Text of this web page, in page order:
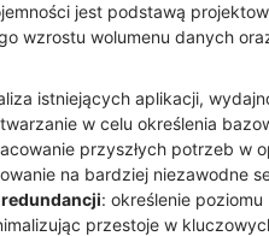
jest podstawą
wzrostu wolumenu danych
istniejących aplikacji,
w celu określenia
przyszłych potrzeb w
na bardziej niezawodne
: określenie
przestoje w